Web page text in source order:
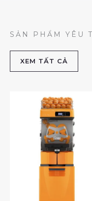
SẢN PHẨM YÊU
XEM TẤT CẢ